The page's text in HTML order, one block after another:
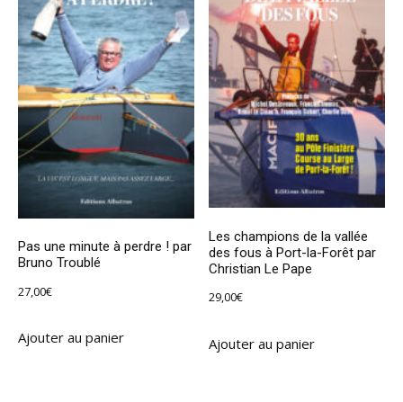
Pas une minute à perdre ! par
Bruno Troublé
27,00€
Ajouter au panier
Les champions de la vallée
des fous à Port-la-Forêt par
Christian Le Pape
29,00€
Ajouter au panier